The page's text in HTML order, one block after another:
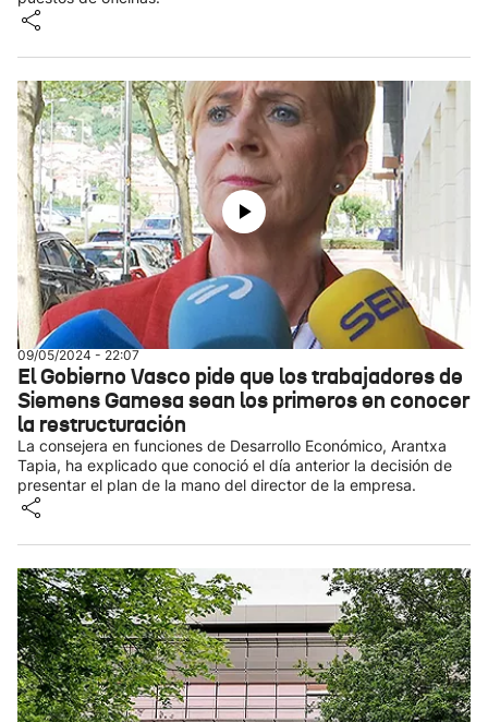
09/05/2024 - 22:07
El Gobierno Vasco pide que los trabajadores de
Siemens Gamesa sean los primeros en conocer
la restructuración
La consejera en funciones de Desarrollo Económico, Arantxa
Tapia, ha explicado que conoció el día anterior la decisión de
presentar el plan de la mano del director de la empresa.